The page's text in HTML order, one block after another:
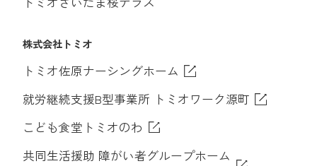
株式会社トミオ
トミオ佐原ナーシングホーム
就労継続支援B型事業所 トミオワーク源町
こども食堂トミオのわ
共同生活援助 障がい者グループホーム